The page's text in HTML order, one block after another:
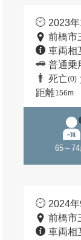
2023
前橋市
車両相
普通乗
死亡(0)
距離156m
65～
2024
前橋市
車両相